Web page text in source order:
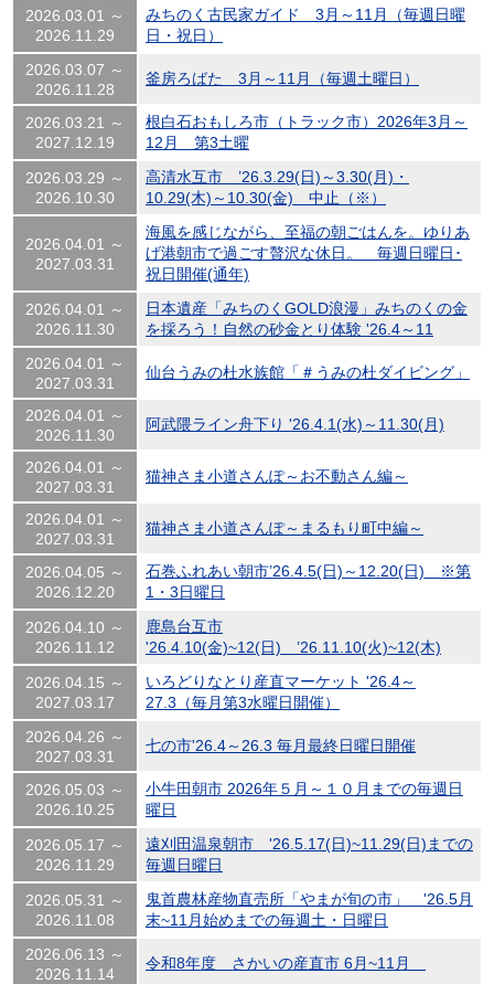
2026.03.01 ～
2026.11.29
みちのく古民家ガイド 3月～11月（毎週日曜
日・祝日）
2026.03.07 ～
2026.11.28
釜房ろばた 3月～11月（毎週土曜日）
2026.03.21 ～
2027.12.19
根白石おもしろ市（トラック市）2026年3月～
12月 第3土曜
2026.03.29 ～
2026.10.30
高清水互市 ’26.3.29(日)～3.30(月)・
10.29(木)～10.30(金) 中止（※）
2026.04.01 ～
2027.03.31
海風を感じながら、至福の朝ごはんを。ゆりあ
げ港朝市で過ごす贅沢な休日。 毎週日曜日･
祝日開催(通年)
2026.04.01 ～
2026.11.30
日本遺産「みちのくGOLD浪漫」みちのくの金
を採ろう！自然の砂金とり体験 '26.4～11
2026.04.01 ～
2027.03.31
仙台うみの杜水族館「＃うみの杜ダイビング」
2026.04.01 ～
2026.11.30
阿武隈ライン舟下り '26.4.1(水)～11.30(月)
2026.04.01 ～
2027.03.31
猫神さま小道さんぽ～お不動さん編～
2026.04.01 ～
2027.03.31
猫神さま小道さんぽ～まるもり町中編～
2026.04.05 ～
2026.12.20
石巻ふれあい朝市’26.4.5(日)～12.20(日) ※第
1・3日曜日
2026.04.10 ～
2026.11.12
鹿島台互市
'26.4.10(金)~12(日) ’26.11.10(火)~12(木)
2026.04.15 ～
2027.03.17
いろどりなとり産直マーケット '26.4～
27.3（毎月第3水曜日開催）
2026.04.26 ～
2027.03.31
七の市'26.4～26.3 毎月最終日曜日開催
2026.05.03 ～
2026.10.25
小牛田朝市 2026年５月～１０月までの毎週日
曜日
2026.05.17 ～
2026.11.29
遠刈田温泉朝市 '26.5.17(日)~11.29(日)までの
毎週日曜日
2026.05.31 ～
2026.11.08
鬼首農林産物直売所「やまが旬の市」 '26.5月
末~11月始めまでの毎週土・日曜日
2026.06.13 ～
2026.11.14
令和8年度 さかいの産直市 6月~11月